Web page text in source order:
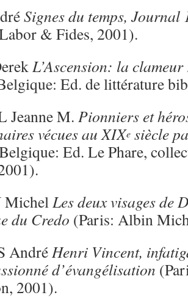
Signes du temps, Journal
& Fides, 2001).
L’Ascension: la
Ed. de littérature
Jeanne M. Pionniers et
vécues au XIXe siècle
Ed. Le Phare,
MichelLes deux visages de
du Credo (Paris: Albin
AndréHenri Vincent,
d’évangélisation
2001).